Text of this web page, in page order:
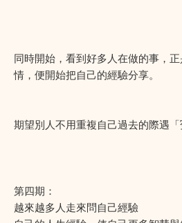
同時開始，看到好多人在做的事，
情，便開始把自己的經驗分享。
期望別人不用重複自己過去的際遇「
第四期：
越來越多人走來問自己經驗